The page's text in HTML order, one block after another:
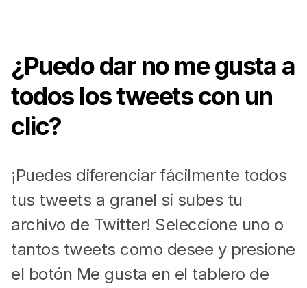
¿Puedo dar no me gusta a
todos los tweets con un
clic?
¡Puedes diferenciar fácilmente todos
tus tweets a granel si subes tu
archivo de Twitter! Seleccione uno o
tantos tweets como desee y presione
el botón Me gusta en el tablero de